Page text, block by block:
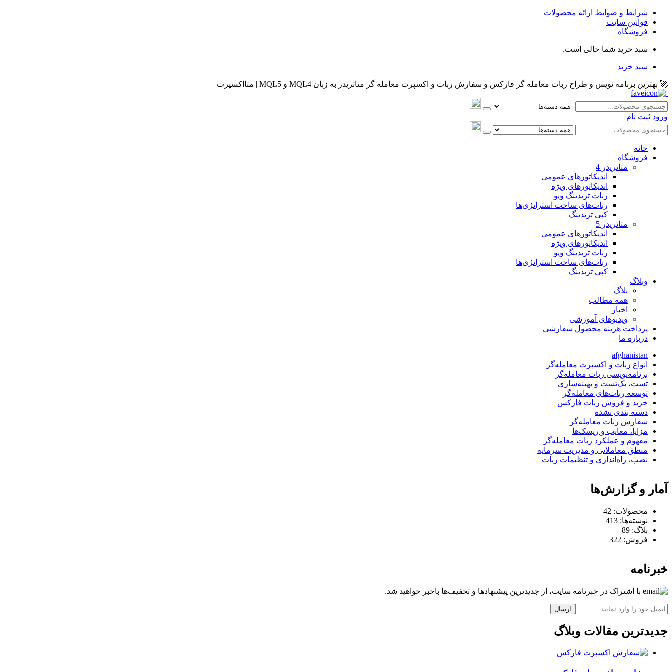
شرایط و ضوابط ارائه محصولات
قوانین سایت
فروشگاه
سبد خرید شما خالی است.
سبد خرید
🚀 بهترین برنامه نویس و طراح ربات معامله گر فارکس و سفارش ربات و اکسپرت معامله گر متاتریدر به زبان MQL4 و MQL5 | متااکسپرت
ورود ثبت نام
خانه
فروشگاه
متاتريدر 4
اندیکاتورهای عمومی
اندیکاتورهای ویژه
ربات تریدینگ ویو
ربات‌های ساخت استراتژی‌ها
کپی تریدینگ
متاتريدر 5
اندیکاتورهای عمومی
اندیکاتورهای ویژه
ربات تریدینگ ویو
ربات‌های ساخت استراتژی‌ها
کپی تریدینگ
وبلاگ
بلاگ
همه مطالب
اخبار
ویدیوهای آموزشی
پرداخت هزینه محصول سفارشی
درباره ما
afghanistan
انواع ربات و اکسپرت معامله‌گر
برنامه‌نویسی ربات معامله‌گر
تست، بک‌تست و بهینه‌سازی
توسعه ربات‌های معامله‌گر
خرید و فروش ربات فارکس
دسته بندی نشده
سفارش ربات معامله‌گر
مزایا، معایب و ریسک‌ها
مفهوم و عملکرد ربات معامله‌گر
منطق معاملاتی و مدیریت سرمایه
نصب، راه‌اندازی و تنظیمات ربات
آمار و گزارش‌ها
محصولات: 42
نوشته‌ها: 413
بلاگ: 89
فروش: 322
خبرنامه
با اشتراک در خبرنامه سایت، از جدیدترین پیشنهادها و تخفیف‌ها باخبر خواهید شد.
ارسال
جدیدترین مقالات وبلاگ